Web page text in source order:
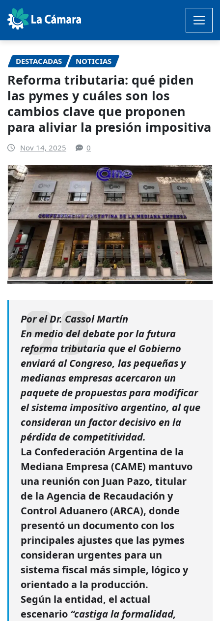
Saltar
contenido
DESTACADAS NOTICIAS
Reforma tributaria: qué piden
las pymes y cuáles son los
cambios clave que proponen
para aliviar la presión impositiva
Nov 14, 2025 0
Por el Dr. Cassol Martín
En medio del debate por la futura
reforma tributaria que el Gobierno
enviará al Congreso, las pequeñas y
medianas empresas acercaron un
paquete de propuestas para modificar
el sistema impositivo argentino, al que
consideran un factor decisivo en la
pérdida de competitividad.
La Confederación Argentina de la
Mediana Empresa (CAME) mantuvo
una reunión con Juan Pazo, titular
de la Agencia de Recaudación y
Control Aduanero (ARCA), donde
presentó un documento con los
principales ajustes que las pymes
consideran urgentes para un
sistema fiscal más simple, lógico y
orientado a la producción.
Según la entidad, el actual
escenario “castiga la formalidad,